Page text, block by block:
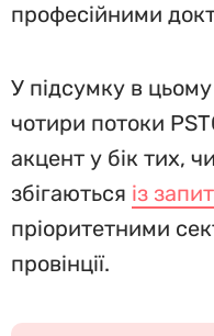
професійними
У підсумку в цьому
чотири потоки
акцент у бік тих,
збігаються із
пріоритетними
провінції.